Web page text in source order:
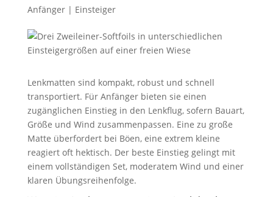
Anfänger | Einsteiger
Lenkmatten sind kompakt, robust und schnell
transportiert. Für Anfänger bieten sie einen
zugänglichen Einstieg in den Lenkflug, sofern Bauart,
Größe und Wind zusammenpassen. Eine zu große
Matte überfordert bei Böen, eine extrem kleine
reagiert oft hektisch. Der beste Einstieg gelingt mit
einem vollständigen Set, moderatem Wind und einer
klaren Übungsreihenfolge.